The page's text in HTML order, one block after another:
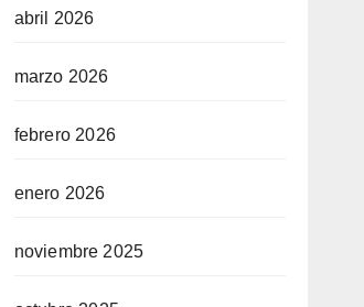
abril 2026
marzo 2026
febrero 2026
enero 2026
noviembre 2025